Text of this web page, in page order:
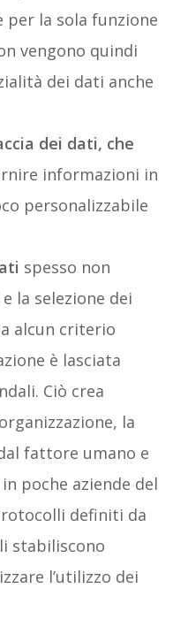
per la sola funzione
vengono quindi
dei dati anche
dei dati, che
informazioni in
personalizzabile
spesso non
la selezione dei
alcun criterio
è lasciata
Ciò crea
la
fattore umano e
poche aziende del
definiti da
stabiliscono
l’utilizzo dei